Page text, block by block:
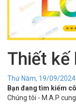
Hải
Phòng
Thiết kế
Thứ Năm, 19/09/2024
Bạn đang tìm kiếm
Chúng tôi - M.A.P